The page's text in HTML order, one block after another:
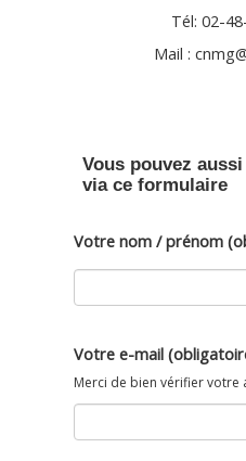
Tél: 02-
Mail :
Vous pouvez
via ce formulaire
Votre nom / prénom
Votre e-mail
Merci de bien vérifier votre